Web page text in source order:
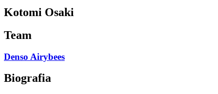
Kotomi Osaki
Team
Denso Airybees
Biografia